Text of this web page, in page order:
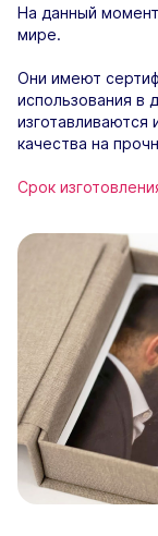
На данный
мире.
Они имеют
использования в
изготавливаются
качества на
Срок